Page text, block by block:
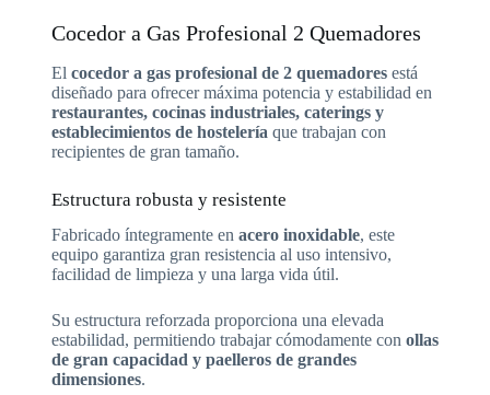
Cocedor a Gas Profesional 2 Quemadores
El cocedor a gas profesional de 2 quemadoresestá
diseñado para ofrecer máxima potencia y estabilidad en
restaurantes, cocinas industriales, caterings y
establecimientos de hostelería que trabajan con
recipientes de gran tamaño.
Estructura robusta y resistente
Fabricado íntegramente en acero inoxidable, este
equipo garantiza gran resistencia al uso intensivo,
facilidad de limpieza y una larga vida útil.
Su estructura reforzada proporciona una elevada
estabilidad, permitiendo trabajar cómodamente con ollas
de gran capacidad y paelleros de grandes
dimensiones.